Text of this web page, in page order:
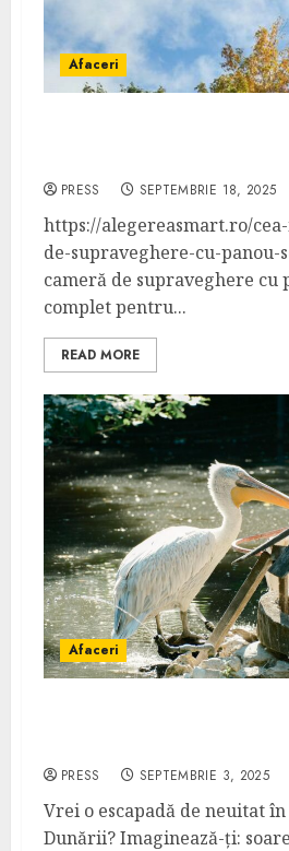
Afaceri
PRESS SEPTEMBRIE 18, 2025
https://alegereasmart.ro/
de-supraveghere-cu-panou-
cameră de supraveghere cu
complet pentru...
READ MORE
Afaceri
PRESS SEPTEMBRIE 3, 2025
Vrei o escapadă de neuitat
Dunării? Imaginează-ți: